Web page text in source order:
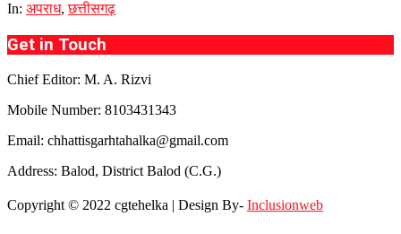
In: अपराध,छत्तीसगढ़
Get in Touch
Chief Editor: M. A. Rizvi
Mobile Number: 8103431343
Email: chhattisgarhtahalka@gmail.com
Address: Balod, District Balod (C.G.)
Copyright © 2022 cgtehelka | Design By- Inclusionweb